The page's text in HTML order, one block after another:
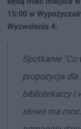
15:00 w
Wyzwolenia 4.
Spotkanie "Co
propozycja dla
bibliotekarzy i
słowo ma